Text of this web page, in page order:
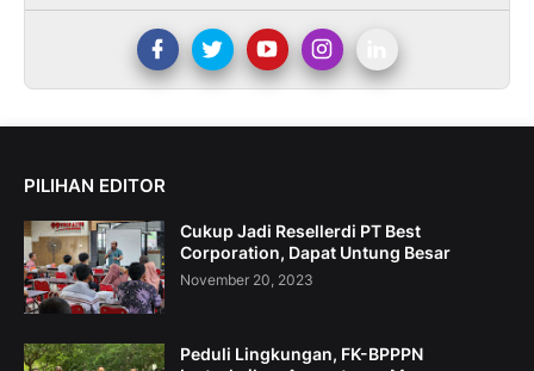
PILIHAN EDITOR
Cukup Jadi Resellerdi PT Best
Corporation, Dapat Untung Besar
November 20, 2023
Peduli Lingkungan, FK-BPPPN